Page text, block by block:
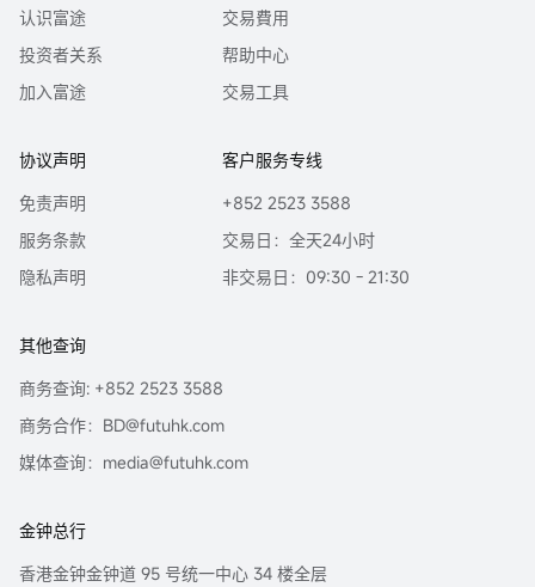
认识富途
投资者关系
加入富途
交易費用
帮助中心
交易工具
协议声明
免责声明
服务条款
隐私声明
客户服务专线
+852 2523 3588
交易日：全天24小时
非交易日：09:30 - 21:30
其他查询
商务查询: +852 2523 3588
商务合作：BD@futuhk.com
媒体查询：media@futuhk.com
金钟总行
香港金钟金钟道 95 号统一中心 34 楼全层